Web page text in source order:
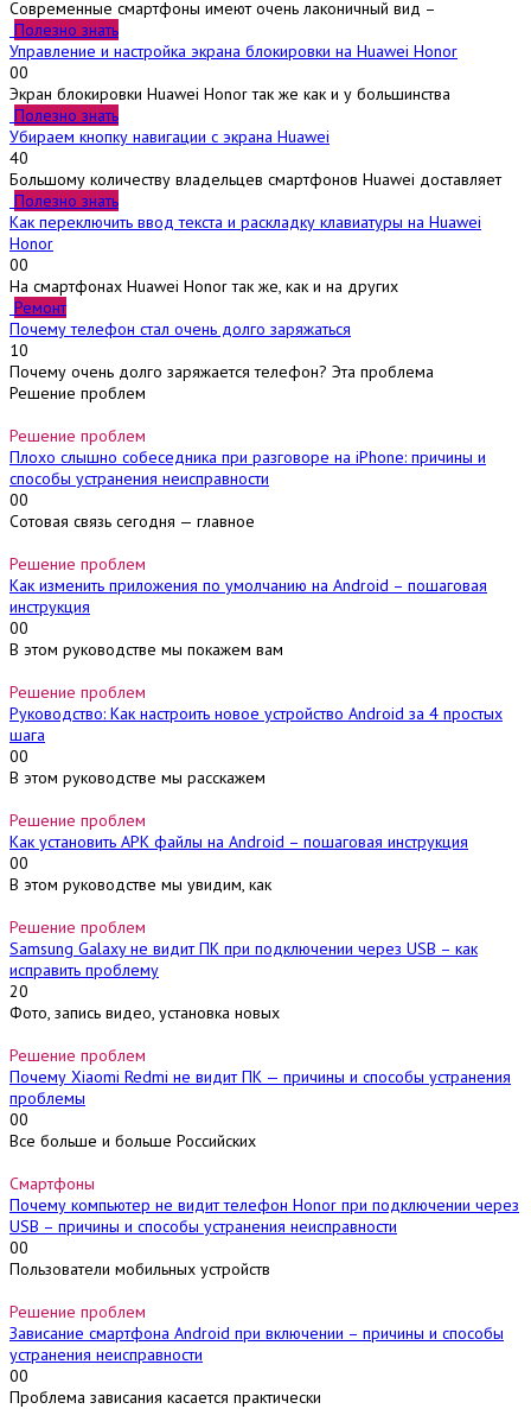
Современные смартфоны имеют очень лаконичный вид –
Полезно знать
Управление и настройка экрана блокировки на Huawei Honor
00
Экран блокировки Huawei Honor так же как и у большинства
Полезно знать
Убираем кнопку навигации с экрана Huawei
40
Большому количеству владельцев смартфонов Huawei доставляет
Полезно знать
Как переключить ввод текста и раскладку клавиатуры на Huawei
Honor
00
На смартфонах Huawei Honor так же, как и на других
Ремонт
Почему телефон стал очень долго заряжаться
10
Почему очень долго заряжается телефон? Эта проблема
Решение проблем
Решение проблем
Плохо слышно собеседника при разговоре на iPhone: причины и
способы устранения неисправности
00
Сотовая связь сегодня — главное
Решение проблем
Как изменить приложения по умолчанию на Android – пошаговая
инструкция
00
В этом руководстве мы покажем вам
Решение проблем
Руководство: Как настроить новое устройство Android за 4 простых
шага
00
В этом руководстве мы расскажем
Решение проблем
Как установить APK файлы на Android – пошаговая инструкция
00
В этом руководстве мы увидим, как
Решение проблем
Samsung Galaxy не видит ПК при подключении через USB – как
исправить проблему
20
Фото, запись видео, установка новых
Решение проблем
Почему Xiaomi Redmi не видит ПК — причины и способы устранения
проблемы
00
Все больше и больше Российских
Смартфоны
Почему компьютер не видит телефон Honor при подключении через
USB – причины и способы устранения неисправности
00
Пользователи мобильных устройств
Решение проблем
Зависание смартфона Android при включении – причины и способы
устранения неисправности
00
Проблема зависания касается практически